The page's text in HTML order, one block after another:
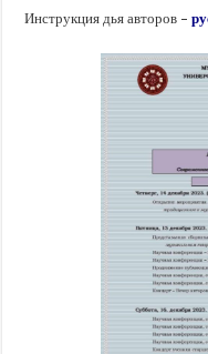
Инструкция дья авторов –